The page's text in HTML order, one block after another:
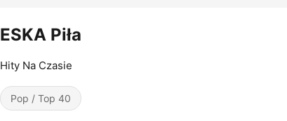
ESKA Piła
Hity Na Czasie
Pop / Top 40